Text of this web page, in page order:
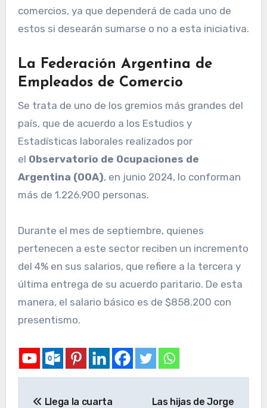
comercios, ya que dependerá de cada uno de
estos si desearán sumarse o no a esta iniciativa.
La Federación Argentina de
Empleados de Comercio
Se trata de uno de los gremios más grandes del
país, que de acuerdo a los Estudios y
Estadísticas laborales realizados por
el Observatorio de Ocupaciones de
Argentina (OOA), en junio 2024, lo conforman
más de 1.226.900 personas.
Durante el mes de septiembre, quienes
pertenecen a este sector reciben un incremento
del 4% en sus salarios, que refiere a la tercera y
última entrega de su acuerdo paritario. De esta
manera, el salario básico es de $858.200 con
presentismo.
Llega la cuarta
Las hijas de Jorge